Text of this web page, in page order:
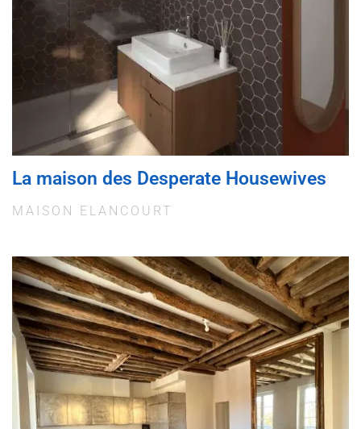
La maison des Desperate Housewives
MAISON ELANCOURT